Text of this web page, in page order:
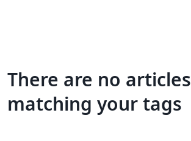
There are no articles
matching your tags